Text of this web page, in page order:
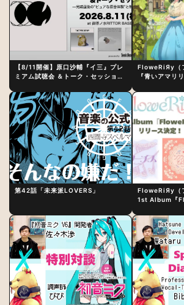
【8/11開催】原口沙輔『イ三』プレ
ミアム試聴会 ＆トーク・セッション
制作秘話
FloweRiЯy（
『青いアマリ
第42話「未来派LOVERS」
FloweRiЯy（
1st Album『